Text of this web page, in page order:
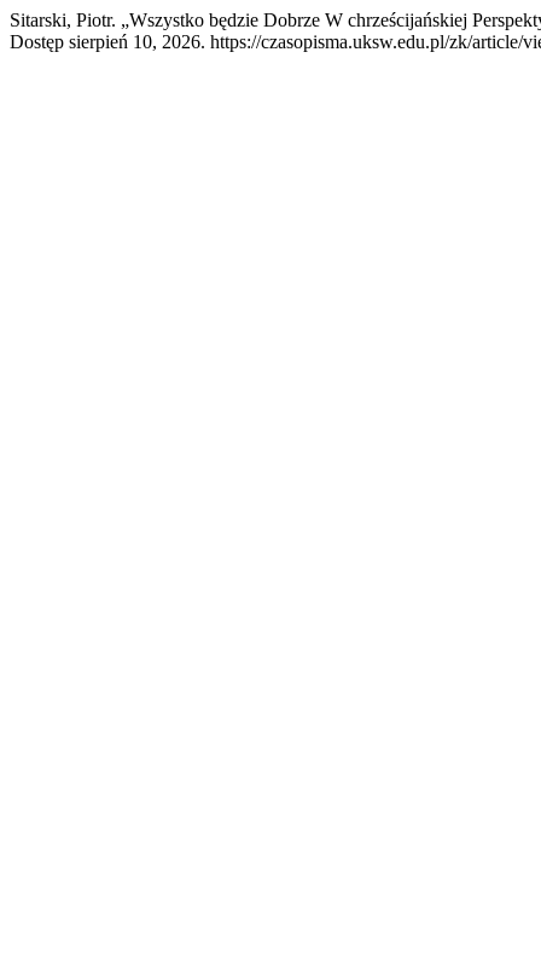
Sitarski, Piotr. „Wszystko będzie Dobrze W chrześcijańskiej
Dostęp sierpień 10, 2026. https://czasopisma.uksw.edu.pl/zk/article/